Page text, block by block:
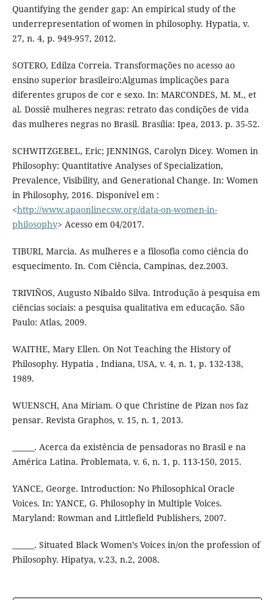
Quantifying the gender gap: An empirical study of the
underrepresentation of women in philosophy. Hypatia, v.
27, n. 4, p. 949-957, 2012.
SOTERO, Edilza Correia. Transformações no acesso ao
ensino superior brasileiro:Algumas implicações para
diferentes grupos de cor e sexo. In: MARCONDES, M. M., et
al. Dossiê mulheres negras: retrato das condições de vida
das mulheres negras no Brasil. Brasília: Ipea, 2013. p. 35-52.
SCHWITZGEBEL, Eric; JENNINGS, Carolyn Dicey. Women in
Philosophy: Quantitative Analyses of Specialization,
Prevalence, Visibility, and Generational Change. In: Women
in Philosophy, 2016. Disponível em :
<http://www.apaonlinecsw.org/data-on-women-in-
philosophy> Acesso em 04/2017.
TIBURI, Marcia. As mulheres e a filosofia como ciência do
esquecimento. In. Com Ciência, Campinas, dez.2003.
TRIVIÑOS, Augusto Nibaldo Silva. Introdução à pesquisa em
ciências sociais: a pesquisa qualitativa em educação. São
Paulo: Atlas, 2009.
WAITHE, Mary Ellen. On Not Teaching the History of
Philosophy. Hypatia , Indiana, USA, v. 4, n. 1, p. 132-138,
1989.
WUENSCH, Ana Míriam. O que Christine de Pizan nos faz
pensar. Revista Graphos, v. 15, n. 1, 2013.
______. Acerca da existência de pensadoras no Brasil e na
América Latina. Problemata, v. 6, n. 1, p. 113-150, 2015.
YANCE, George. Introduction: No Philosophical Oracle
Voices. In: YANCE, G. Philosophy in Multiple Voices.
Maryland: Rowman and Littlefield Publishers, 2007.
______. Situated Black Women’s Voices in/on the profession of
Philosophy. Hipatya, v.23, n.2, 2008.